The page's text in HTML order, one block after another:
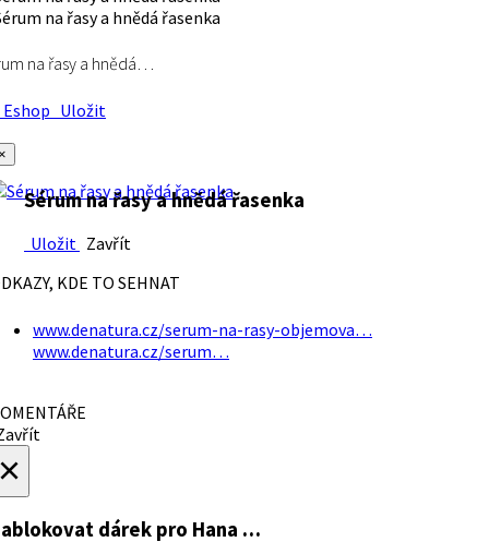
na řasy a hnědá…
Uložit
Sérum na řasy a hnědá řasenka
Uložit Zavřít
KDE TO SEHNAT
www.denatura.cz/serum-na-rasy-objemova…
www.denatura.cz/serum…
dárek pro Hana …